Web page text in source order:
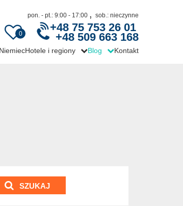
0
pon. - pt.: 9:00 - 17:00 , sob.: nieczynne
+48 75 753 26 01
+48 509 663 168
Hotele i regiony Blog Kontakt
SZUKAJ